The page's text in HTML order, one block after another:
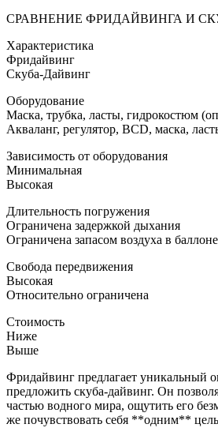
СРАВНЕНИЕ ФРИДАЙВИНГА И
Характеристика
Фридайвинг
Скуба-Дайвинг
Оборудование
Маска, трубка, ласты, гидрокостюм
Акваланг, регулятор, BCD, маска,
Зависимость от оборудования
Минимальная
Высокая
Длительность погружения
Ограничена задержкой дыхания
Ограничена запасом воздуха в баллоне
Свобода передвижения
Высокая
Относительно ограничена
Стоимость
Ниже
Выше
Фридайвинг предлагает уникальный
предложить скуба-дайвинг. Он
частью водного мира, ощутить его
же почувствовать себя **одним**